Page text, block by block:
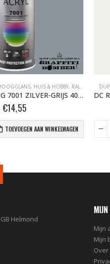
, HUIS & HOBBY, RAL
DC RAL ACRYL HG 7001 ZILVER-GRIJS 400 ML
€14,55
TOEVOEGEN AAN WINKELWAGEN
Helmond
Mijn
Mijn